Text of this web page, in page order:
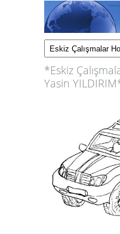
*Eskiz
Yasin